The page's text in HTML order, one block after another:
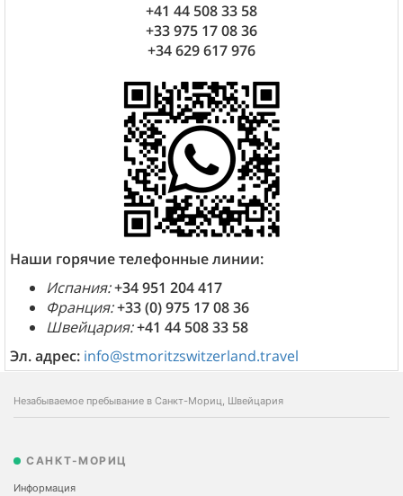
+41 44 508 33 58
+33 975 17 08 36
+34 629 617 976
Наши горячие телефонные линии:
Испания:+34 951 204 417
Франция:+33 (0) 975 17 08 36
Швейцария:+41 44 508 33 58
Эл. адрес: info@stmoritzswitzerland.travel
Незабываемое пребывание в Санкт-Мориц, Швейцария
САНКТ-МОРИЦ
Информация